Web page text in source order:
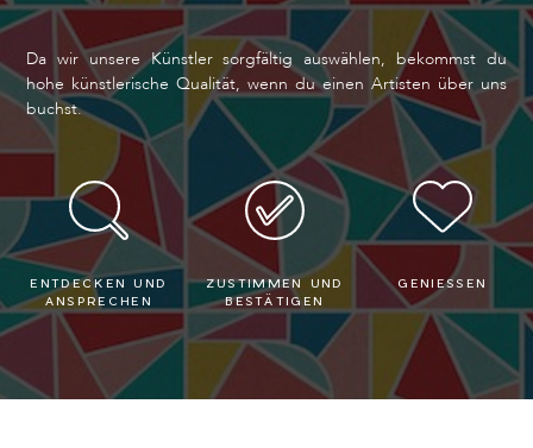
Da wir unsere Künstler sorgfältig auswählen, bekommst du
hohe künstlerische Qualität, wenn du einen Artisten über uns
buchst.
ENTDECKEN UND
ANSPRECHEN
ZUSTIMMEN UND
BESTÄTIGEN
GENIESSEN